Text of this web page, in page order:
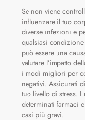
Se non viene
influenzare il tuo
diverse infezioni e
qualsiasi
può essere una
valutare l’impatto
i modi migliori per
negativi. Assicurati
tuo livello di stress.
determinati farmaci
casi più gravi.